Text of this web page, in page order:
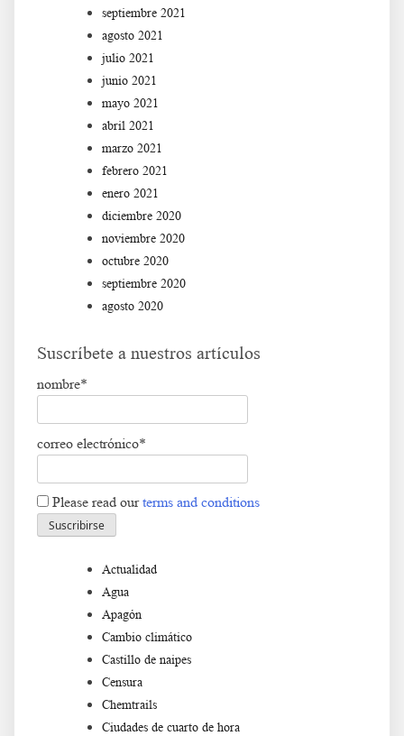
septiembre 2021
agosto 2021
julio 2021
junio 2021
mayo 2021
abril 2021
marzo 2021
febrero 2021
enero 2021
diciembre 2020
noviembre 2020
octubre 2020
septiembre 2020
agosto 2020
Suscríbete a nuestros artículos
nombre*
correo electrónico*
Please read ourterms and conditions
Actualidad
Agua
Apagón
Cambio climático
Castillo de naipes
Censura
Chemtrails
Ciudades de cuarto de hora